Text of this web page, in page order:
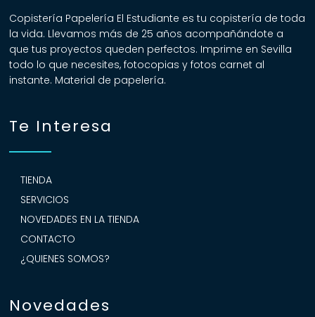
Copistería Papelería El Estudiante es tu copistería de toda
la vida. Llevamos más de 25 años acompañándote a
que tus proyectos queden perfectos. Imprime en Sevilla
todo lo que necesites, fotocopias y fotos carnet al
instante. Material de papelería.
Te Interesa
TIENDA
SERVICIOS
NOVEDADES EN LA TIENDA
CONTACTO
¿QUIENES SOMOS?
Novedades